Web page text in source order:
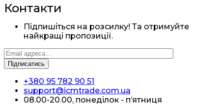
Контакти
Підпишіться на розсилку! Та отримуйте
найкращі пропозиції.
+380 95 782 90 51
support@icmtrade.com.ua
08.00-20.00, понеділок - п’ятниця